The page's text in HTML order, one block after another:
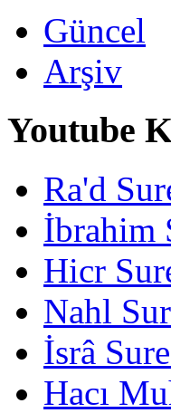
Güncel
Arşiv
Youtube
Ra'd
İbrahim
Hicr
Nahl
İsrâ
Hacı